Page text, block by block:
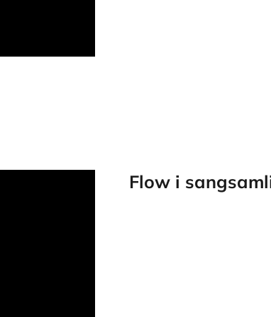
Flow i